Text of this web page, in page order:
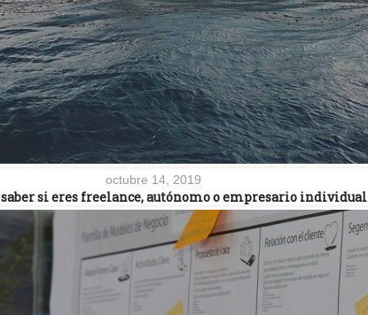
octubre 14, 2019
saber si eres freelance, autónomo o empresario individual